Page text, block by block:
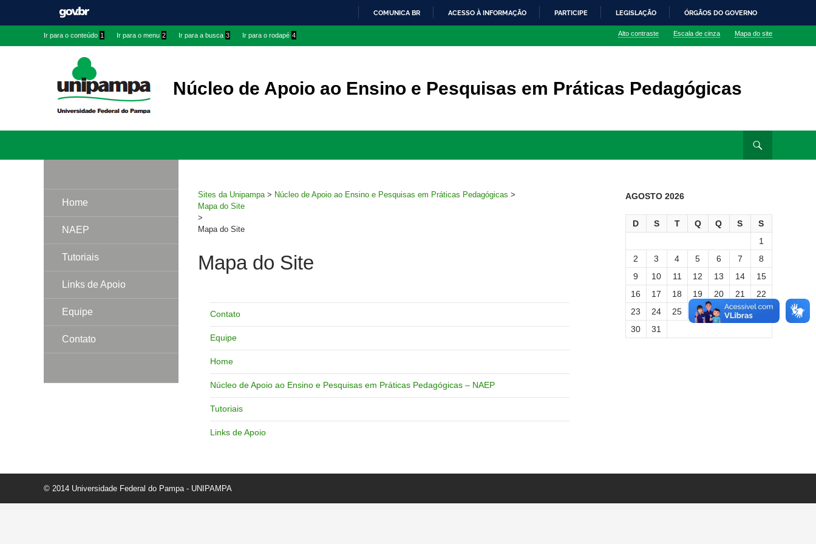
O
COMUNICA BR ACESSO À INFORMAÇÃO PARTICIPE LEGISLAÇÃO ÓRGÃOS DO GOVERNO
para
para
para
Ir para o conteúdo 1 Ir para o menu 2 Ir para a busca 3 Ir para o rodapé 4 Alto contraste Escala de cinza Mapa do site
Núcleo de Apoio ao Ensino e Pesquisas em Práticas Pedagógicas
Sites da Unipampa > Núcleo de Apoio ao Ensino e Pesquisas em Práticas Pedagógicas >
Mapa do Site
>
Mapa do Site
Mapa do Site
Contato
Equipe
Home
Núcleo de Apoio ao Ensino e Pesquisas em Práticas Pedagógicas – NAEP
Tutoriais
Links de Apoio
AGOSTO 2026
D S T Q Q S
S
1
2
3 4 5 6 7
8
9
10 11 12 13 14
15
16
17 18 19 20 21
22
23
24 25 26 27 28
29
30
31
Home
NAEP
Tutoriais
Links de Apoio
Equipe
Contato
© 2014 Universidade Federal do Pampa - UNIPAMPA